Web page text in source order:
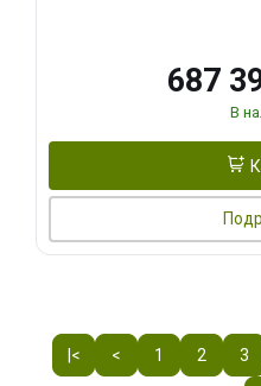
687
В
|< < 1 2 3